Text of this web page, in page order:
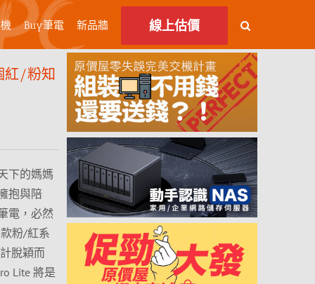
Buy筆電 新品牆 線上估價
紅/粉知
下的媽媽
抱與陪
電，必然
粉/紅系
脫穎而
Lite 將是